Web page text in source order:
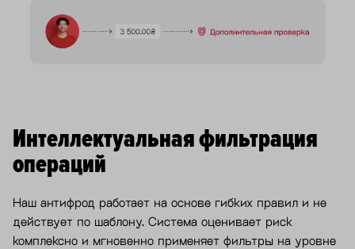
Интеллектуальная фильтрация
операций
Наш антифрод работает на основе гибких правил и не
действует по шаблону. Система оценивает риск
комплексно и мгновенно применяет фильтры на уровне